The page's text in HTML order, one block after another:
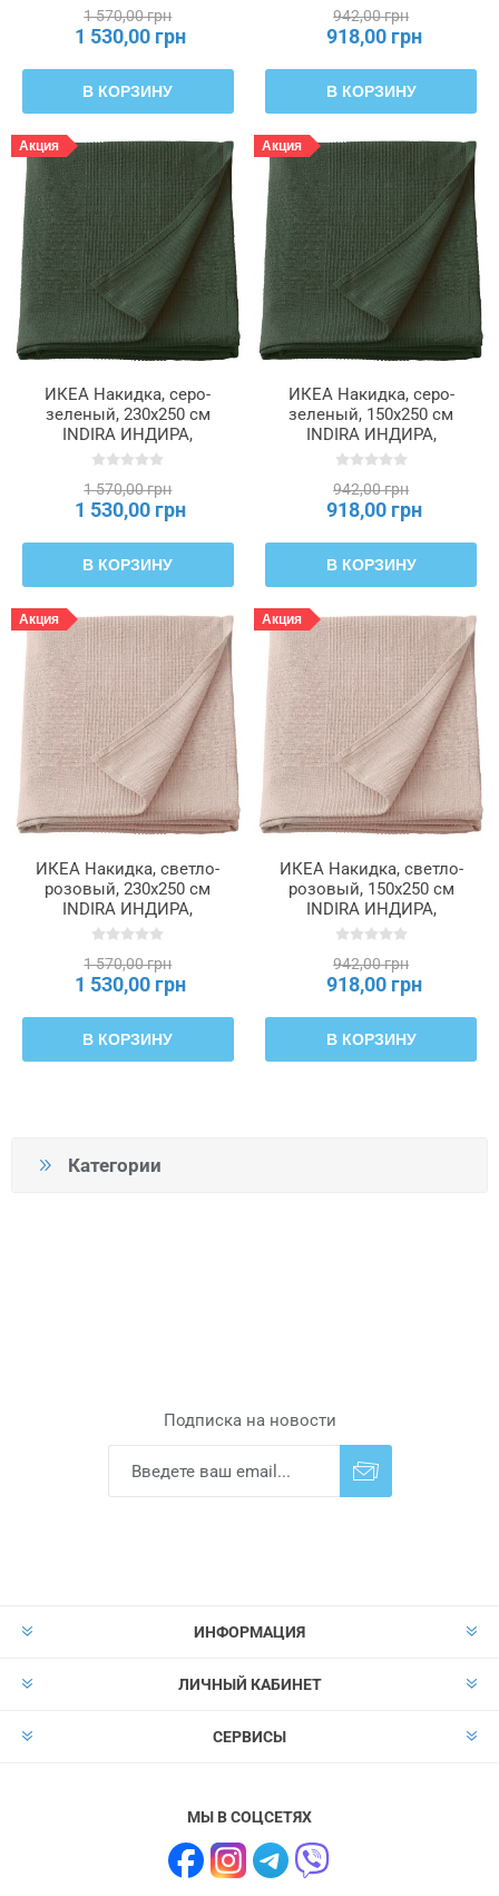
Категории
1 570,00 грн
1 530,00 грн
В КОРЗИНУ
942,00 грн
918,00 грн
В КОРЗИНУ
Акция
ИКЕА Накидка, серо-
зеленый, 230x250 см
INDIRA ИНДИРА,
406.331.47
1 570,00 грн
1 530,00 грн
В КОРЗИНУ
Акция
ИКЕА Накидка, серо-
зеленый, 150x250 см
INDIRA ИНДИРА,
006.331.49
942,00 грн
918,00 грн
В КОРЗИНУ
Акция
ИКЕА Накидка, светло-
розовый, 230x250 см
INDIRA ИНДИРА,
506.331.61
1 570,00 грн
1 530,00 грн
В КОРЗИНУ
Акция
ИКЕА Накидка, светло-
розовый, 150x250 см
INDIRA ИНДИРА,
306.331.57
942,00 грн
918,00 грн
В КОРЗИНУ
Подписка на новости
ИНФОРМАЦИЯ
ЛИЧНЫЙ КАБИНЕТ
СЕРВИСЫ
МЫ В СОЦСЕТЯХ